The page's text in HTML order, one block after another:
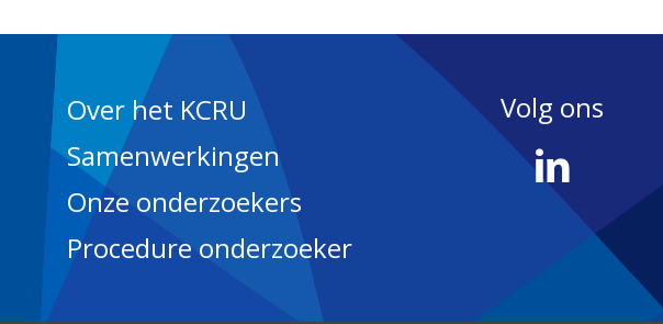
Over het KCRU
Samenwerkingen
Onze onderzoekers
Procedure onderzoeker
Volg ons